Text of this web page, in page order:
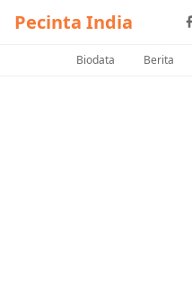
Pecinta India
Biodata Berita